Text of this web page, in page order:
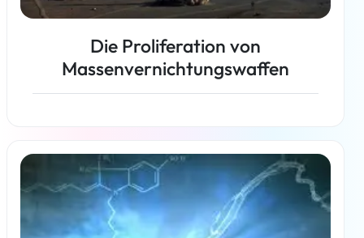
Die Proliferation von
Massenvernichtungswaffen
Weiterlesen